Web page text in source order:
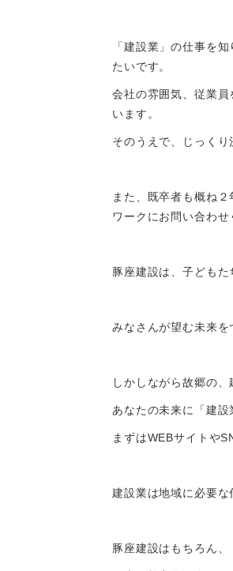
「建設業」の仕事を
たいです。
会社の雰囲気、従業
います。
そのうえで、じっくり
また、既卒者も概ね
ワークにお問い合わせ
豚座建設は、子どもた
みなさんが望む未来を
しかしながら故郷の
あなたの未来に「建
まずはWEBサイトや
建設業は地域に必要な
豚座建設はもちろん